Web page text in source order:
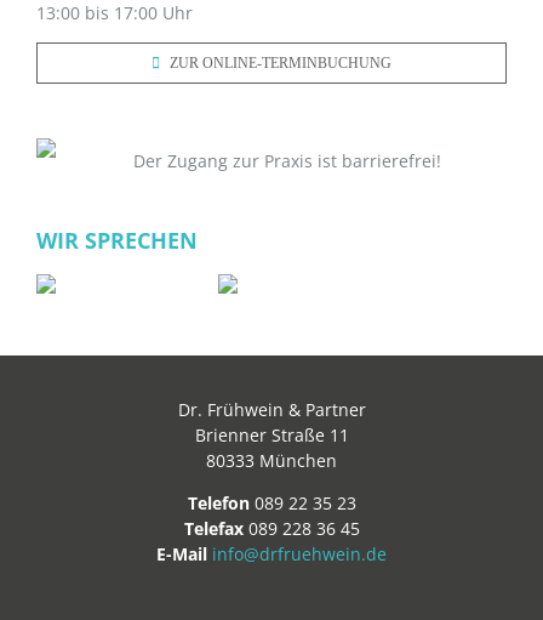
13:00 bis 17:00 Uhr
ZUR ONLINE-TERMINBUCHUNG
Der Zugang zur Praxis ist barrierefrei!
WIR SPRECHEN
Dr. Frühwein & Partner
Brienner Straße 11
80333 München
Telefon089 22 35 23
Telefax089 228 36 45
E-Mail info@drfruehwein.de